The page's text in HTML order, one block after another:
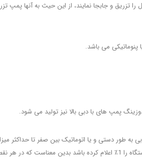
پنوماتیکی می باشد.
پمپ های با دبی بالا نیز تولید می شود.
لیتر در دقیقه و فشار کاری بین ‌10 تا 2000 بار متغیر می باشد. دبی به طور دستی و یا